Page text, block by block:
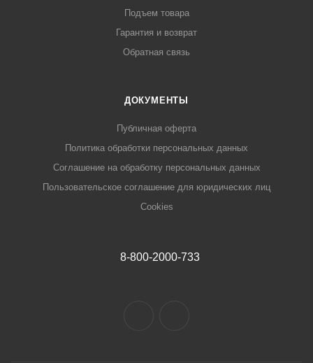
Подъем товара
Гарантия и возврат
Обратная связь
ДОКУМЕНТЫ
Публичная оферта
Политика обработки персональных данных
Соглашение на обработку персональных данных
Пользовательское соглашение для юридических лиц
Cookies
8-800-2000-733